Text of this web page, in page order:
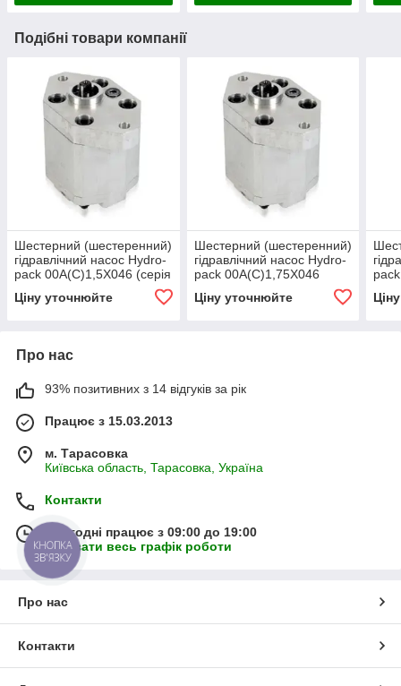
Подібні товари компанії
Шестерний (шестеренний)
гідравлічний насос Hydro-
pack 00A(C)1,5X046 (серія
Ціну уточнюйте
Шестерний (шестеренний)
гідравлічний насос Hydro-
pack 00A(C)1,75X046
Ціну уточнюйте
Про нас
93% позитивних з 14 відгуків за рік
Працює з 15.03.2013
м. Тарасовка
Київська область, Тарасовка, Україна
Контакти
Сьогодні працює з 09:00 до 19:00
Показати весь графік роботи
Про нас
Контакти
КНОПКА
ЗВ'ЯЗКУ